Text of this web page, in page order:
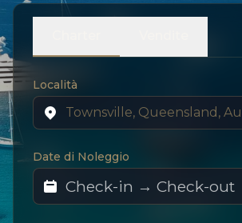
Località
Date di Noleggio